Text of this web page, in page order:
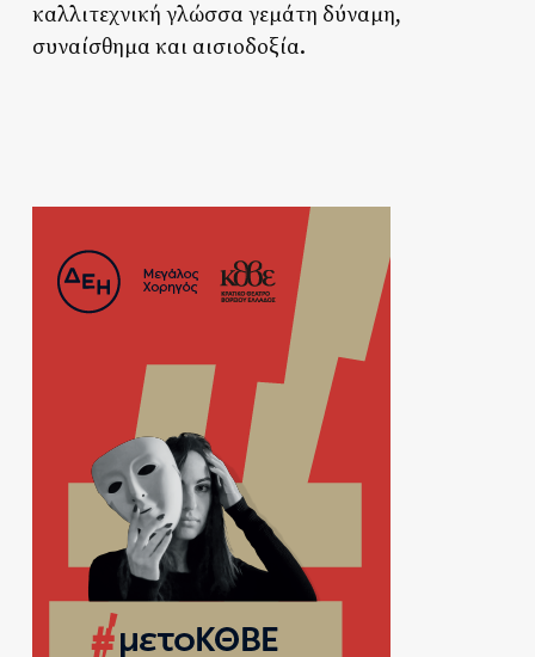
καλλιτεχνική γλώσσα γεμάτη δύναμη,
συναίσθημα και αισιοδοξία.